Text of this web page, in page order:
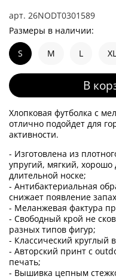
арт. 26NODT0301589
В
Размеры в наличии:
S
M L XL
Хлопковая футболка с
отлично подойдет для
активности.
- Изготовлена из
упругий, мягкий,
длительной носке;
- Антибактериальная
снижает появление
- Меланжевая фактура
- Свободный крой не
разных типов фигур;
- Классический круглый
- Авторский принт с
печать;
- Вышивка цепным